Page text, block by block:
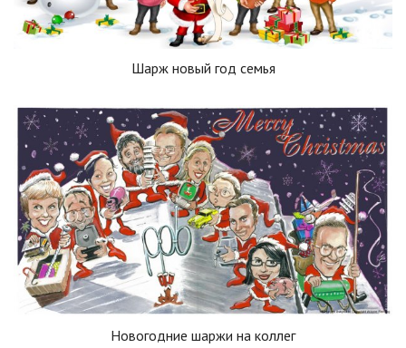
Шарж новый год семья
Новогодние шаржи на коллег